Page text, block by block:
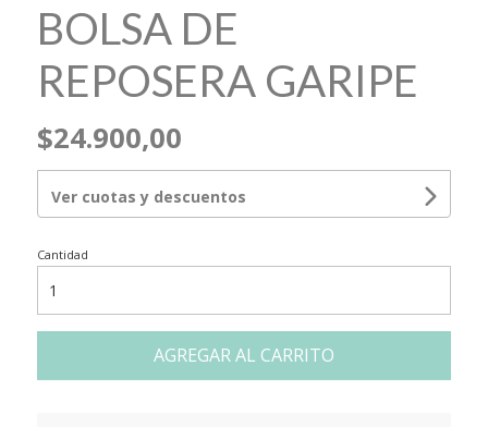
BOLSA DE
REPOSERA GARIPE
$24.900,00
Ver cuotas y descuentos
Cantidad
AGREGAR AL CARRITO